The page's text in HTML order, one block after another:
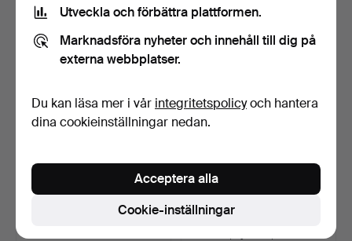
18 bud
208 USD
9 bud
197 USD
Utveckla och förbättra plattformen.
Marknadsföra nyheter och innehåll till dig på
externa webbplatser.
Du kan läsa mer i vår integritetspolicyoch hantera
dina cookieinställningar nedan.
Cookie-inställningar
Acceptera alla